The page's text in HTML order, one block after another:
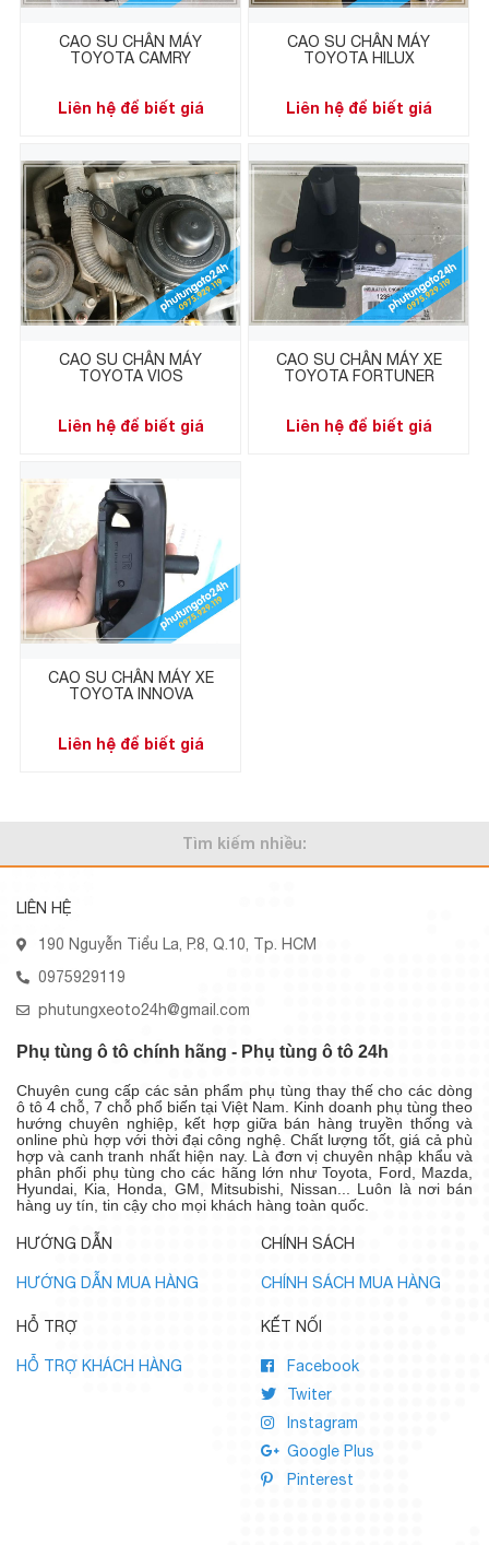
CAO SU CHÂN MÁY
TOYOTA CAMRY
Liên hệ để biết giá
CAO SU CHÂN MÁY
TOYOTA HILUX
Liên hệ để biết giá
CAO SU CHÂN MÁY
TOYOTA VIOS
Liên hệ để biết giá
CAO SU CHÂN MÁY XE
TOYOTA FORTUNER
Liên hệ để biết giá
CAO SU CHÂN MÁY XE
TOYOTA INNOVA
Liên hệ để biết giá
Tìm kiếm nhiều:
LIÊN HỆ
190 Nguyễn Tiểu La, P.8, Q.10, Tp. HCM
0975929119
phutungxeoto24h@gmail.com
Phụ tùng ô tô chính hãng - Phụ tùng ô tô 24h
Chuyên cung cấp các sản phẩm phụ tùng thay thế cho các dòng
ô tô 4 chỗ, 7 chỗ phổ biến tại Việt Nam. Kinh doanh phụ tùng theo
hướng chuyên nghiệp, kết hợp giữa bán hàng truyền thống và
online phù hợp với thời đại công nghệ. Chất lượng tốt, giá cả phù
hợp và canh tranh nhất hiện nay. Là đơn vị chuyên nhập khẩu và
phân phối phụ tùng cho các hãng lớn như Toyota, Ford, Mazda,
Hyundai, Kia, Honda, GM, Mitsubishi, Nissan... Luôn là nơi bán
hàng uy tín, tin cậy cho mọi khách hàng toàn quốc.
HƯỚNG DẪN
HƯỚNG DẪN MUA HÀNG
CHÍNH SÁCH
CHÍNH SÁCH MUA HÀNG
HỖ TRỢ
HỖ TRỢ KHÁCH HÀNG
KẾT NỐI
Facebook
Twiter
Instagram
Google Plus
Pinterest